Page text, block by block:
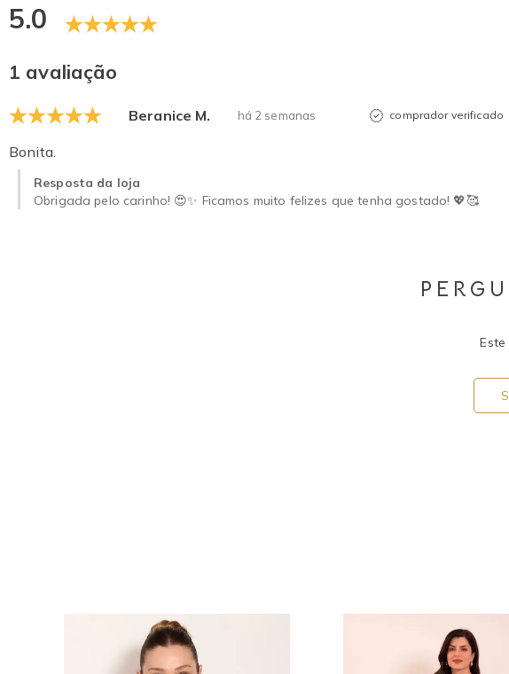
5.0
1 avaliação
Beranice M. há 2 semanas comprador verificado
Bonita.
Resposta da loja
Obrigada pelo carinho! 😍✨ Ficamos muito felizes que tenha gostado! 💖🥰